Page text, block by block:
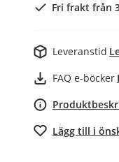
Fri frakt från
Leveranstid
FAQ e-böcker
Lägg till i